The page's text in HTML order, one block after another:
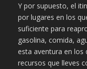
Y por supuesto, el
por lugares en los
suficiente para
gasolina, comida,
esta aventura en los
recursos que lleves